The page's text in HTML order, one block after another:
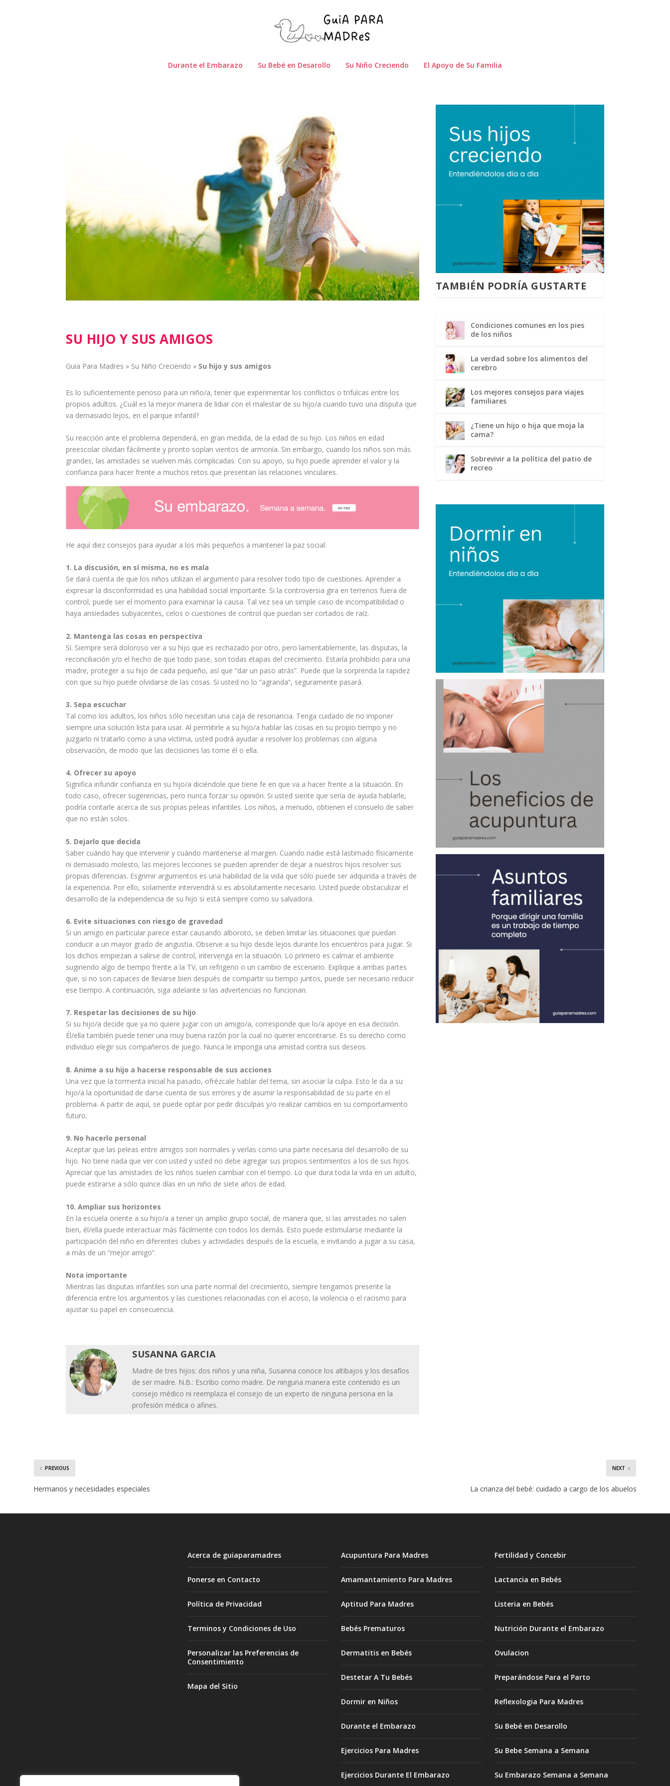
Durante el Embarazo Su Bebé en Desarollo Su Niño Creciendo El Apoyo de Su Familia
SU HIJO Y SUS AMIGOS
Guia Para Madres » Su Niño Creciendo » Su hijo y sus amigos
Es lo suficientemente penoso para un niño/a, tener que experimentar los conflictos o trifulcas entre los
propios adultos. ¿Cuál es la mejor manera de lidiar con el malestar de su hijo/a cuando tuvo una disputa que
va demasiado lejos, en el parque infantil?
Su reacción ante el problema dependerá, en gran medida, de la edad de su hijo. Los niños en edad
preescolar olvidan fácilmente y pronto soplan vientos de armonía. Sin embargo, cuando los niños son más
grandes, las amistades se vuelven más complicadas. Con su apoyo, su hijo puede aprender el valor y la
confianza para hacer frente a muchos retos que presentan las relaciones vinculares.
He aquí diez consejos para ayudar a los más pequeños a mantener la paz social:
1. La discusión, en sí misma, no es mala
Se dará cuenta de que los niños utilizan el argumento para resolver todo tipo de cuestiones. Aprender a
expresar la disconformidad es una habilidad social importante. Si la controversia gira en terrenos fuera de
control, puede ser el momento para examinar la causa. Tal vez sea un simple caso de incompatibilidad o
haya ansiedades subyacentes, celos o cuestiones de control que puedan ser cortados de raíz.
2. Mantenga las cosas en perspectiva
Sí. Siempre será doloroso ver a su hijo que es rechazado por otro, pero lamentablemente, las disputas, la
reconciliación y/o el hecho de que todo pase, son todas etapas del crecimiento. Estaría prohibido para una
madre, proteger a su hijo de cada pequeño, así que “dar un paso atrás”. Puede que la sorprenda la rapidez
con que su hijo puede olvidarse de las cosas. Si usted no lo “agranda”, seguramente pasará.
3. Sepa escuchar
Tal como los adultos, los niños sólo necesitan una caja de resonancia. Tenga cuidado de no imponer
siempre una solución lista para usar. Al permitirle a su hijo/a hablar las cosas en su propio tiempo y no
juzgarlo ni tratarlo como a una víctima, usted podrá ayudar a resolver los problemas con alguna
observación, de modo que las decisiones las tome él o ella.
4. Ofrecer su apoyo
Significa infundir confianza en su hijo/a diciéndole que tiene fe en que va a hacer frente a la situación. En
todo caso, ofrecer sugerencias, pero nunca forzar su opinión. Si usted siente que sería de ayuda hablarle,
podría contarle acerca de sus propias peleas infantiles. Los niños, a menudo, obtienen el consuelo de saber
que no están solos.
5. Dejarlo que decida
Saber cuándo hay que intervenir y cuándo mantenerse al margen. Cuando nadie está lastimado físicamente
ni demasiado molesto, las mejores lecciones se pueden aprender de dejar a nuestros hijos resolver sus
propias diferencias. Esgrimir argumentos es una habilidad de la vida que sólo puede ser adquirida a través de
la experiencia. Por ello, solamente intervendrá si es absolutamente necesario. Usted puede obstaculizar el
desarrollo de la independencia de su hijo si está siempre como su salvadora.
6. Evite situaciones con riesgo de gravedad
Si un amigo en particular parece estar causando alboroto, se deben limitar las situaciones que puedan
conducir a un mayor grado de angustia. Observe a su hijo desde lejos durante los encuentros para jugar. Si
los dichos empiezan a salirse de control, intervenga en la situación. Lo primero es calmar el ambiente
sugiriendo algo de tiempo frente a la TV, un refrigerio o un cambio de escenario. Explique a ambas partes
que, si no son capaces de llevarse bien después de compartir su tiempo juntos, puede ser necesario reducir
ese tiempo. A continuación, siga adelante si las advertencias no funcionan.
7. Respetar las decisiones de su hijo
Si su hijo/a decide que ya no quiere jugar con un amigo/a, corresponde que lo/a apoye en esa decisión.
Él/ella también puede tener una muy buena razón por la cual no querer encontrarse. Es su derecho como
individuo elegir sus compañeros de juego. Nunca le imponga una amistad contra sus deseos.
8. Anime a su hijo a hacerse responsable de sus acciones
Una vez que la tormenta inicial ha pasado, ofrézcale hablar del tema, sin asociar la culpa. Esto le da a su
hijo/a la oportunidad de darse cuenta de sus errores y de asumir la responsabilidad de su parte en el
problema. A partir de aquí, se puede optar por pedir disculpas y/o realizar cambios en su comportamiento
futuro.
9. No hacerlo personal
Aceptar que las peleas entre amigos son normales y verlas como una parte necesaria del desarrollo de su
hijo. No tiene nada que ver con usted y usted no debe agregar sus propios sentimientos a los de sus hijos.
Apreciar que las amistades de los niños suelen cambiar con el tiempo. Lo que dura toda la vida en un adulto,
puede estirarse a sólo quince días en un niño de siete años de edad.
10. Ampliar sus horizontes
En la escuela oriente a su hijo/a a tener un amplio grupo social, de manera que, si las amistades no salen
bien, él/ella puede interactuar más fácilmente con todos los demás. Esto puede estimularse mediante la
participación del niño en diferentes clubes y actividades después de la escuela, e invitando a jugar a su casa,
a más de un “mejor amigo”.
Nota importante
Mientras las disputas infantiles son una parte normal del crecimiento, siempre tengamos presente la
diferencia entre los argumentos y las cuestiones relacionadas con el acoso, la violencia o el racismo para
ajustar su papel en consecuencia.
SUSANNA GARCIA
Madre de tres hijos: dos niños y una niña, Susanna conoce los altibajos y los desafíos
de ser madre. N.B.: Escribo como madre. De ninguna manera este contenido es un
consejo médico ni reemplaza el consejo de un experto de ninguna persona en la
profesión médica o afines.
TAMBIÉN PODRÍA GUSTARTE
Condiciones comunes en los pies
de los niños
La verdad sobre los alimentos del
cerebro
Los mejores consejos para viajes
familiares
¿Tiene un hijo o hija que moja la
cama?
Sobrevivir a la política del patio de
recreo
PREVIOUS
Hermanos y necesidades especiales
NEXT
La crianza del bebé: cuidado a cargo de los abuelos
Acerca de guiaparamadres
Ponerse en Contacto
Política de Privacidad
Terminos y Condiciones de Uso
Personalizar las Preferencias de
Consentimiento
Mapa del Sitio
Acupuntura Para Madres
Amamantamiento Para Madres
Aptitud Para Madres
Bebés Prematuros
Dermatitis en Bebés
Destetar A Tu Bebés
Dormir en Niños
Durante el Embarazo
Ejercicios Para Madres
Ejercicios Durante El Embarazo
Fertilidad y Concebir
Lactancia en Bebés
Listeria en Bebés
Nutrición Durante el Embarazo
Ovulacion
Preparándose Para el Parto
Reflexologia Para Madres
Su Bebé en Desarollo
Su Bebe Semana a Semana
Su Embarazo Semana a Semana